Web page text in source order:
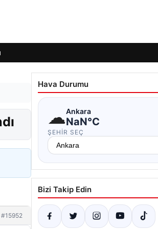
#15952
Hava Durumu
☁Ankara
NaN°C
ŞEHIR SEÇ
Bizi Takip Edin